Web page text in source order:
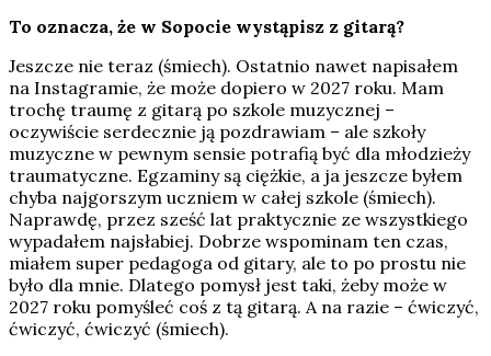
To oznacza, że w Sopocie wystąpisz z gitarą?
Jeszcze nie teraz (śmiech). Ostatnio nawet napisałem
na Instagramie, że może dopiero w 2027 roku. Mam
trochę traumę z gitarą po szkole muzycznej –
oczywiście serdecznie ją pozdrawiam – ale szkoły
muzyczne w pewnym sensie potrafią być dla młodzieży
traumatyczne. Egzaminy są ciężkie, a ja jeszcze byłem
chyba najgorszym uczniem w całej szkole (śmiech).
Naprawdę, przez sześć lat praktycznie ze wszystkiego
wypadałem najsłabiej. Dobrze wspominam ten czas,
miałem super pedagoga od gitary, ale to po prostu nie
było dla mnie. Dlatego pomysł jest taki, żeby może w
2027 roku pomyśleć coś z tą gitarą. A na razie – ćwiczyć,
ćwiczyć, ćwiczyć (śmiech).